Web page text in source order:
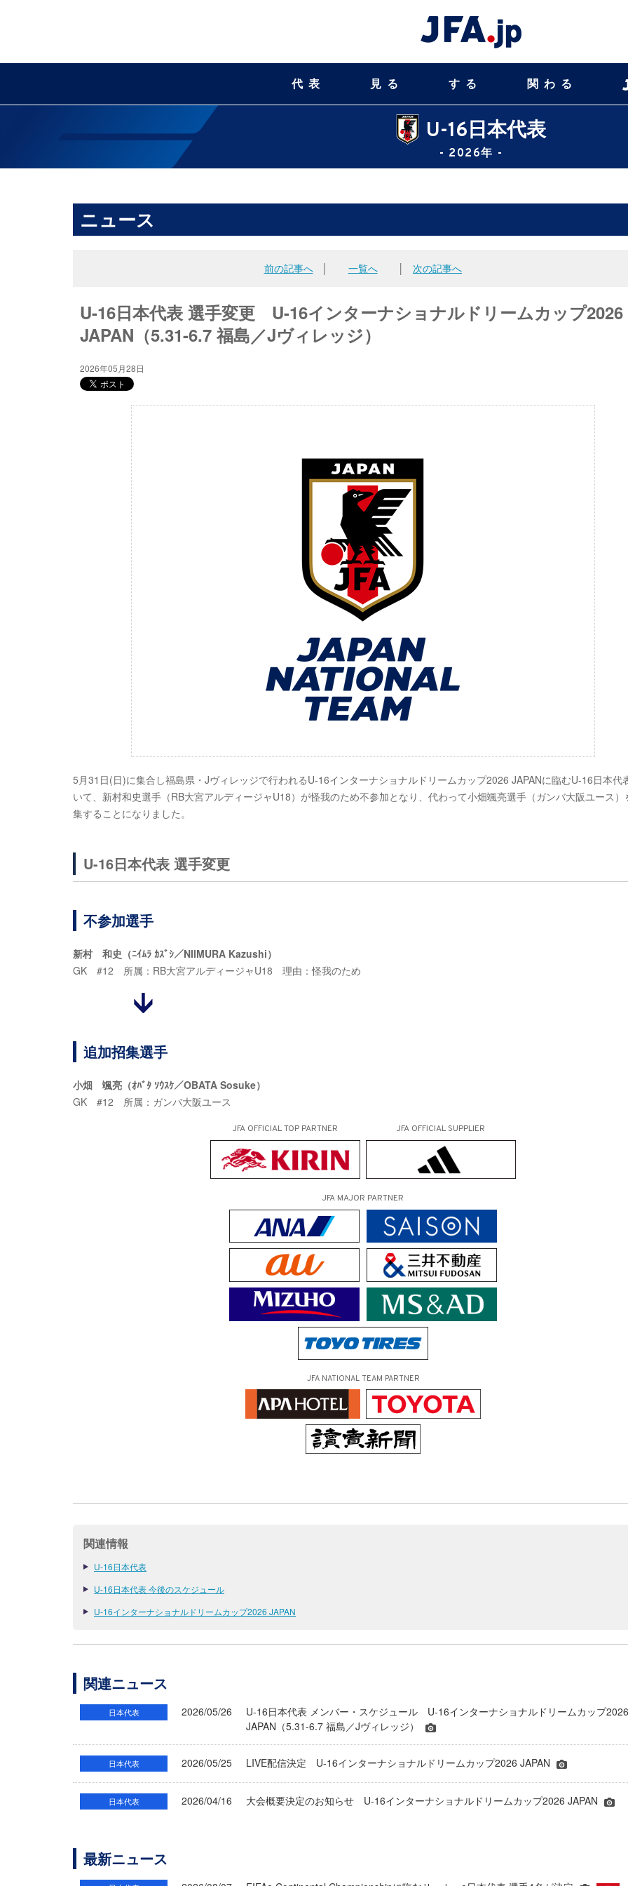
代表 見る する 関わる
U-16日本代表
- 2026年 -
ニュース
前の記事へ│ 一覧へ 次の記事へ
U-16日本代表 選手変更 U-16インターナショナルドリームカップ2026
JAPAN（5.31-6.7 福島／Jヴィレッジ）
2026年05月28日
5月31日(日)に集合し福島県・Jヴィレッジで行われるU-16インターナショナルドリームカップ2026 JAPANに臨むU-16日本代
いて、新村和史選手（RB大宮アルディージャU18）が怪我のため不参加となり、代わって小畑颯亮選手（ガンバ大阪ユース）
集することになりました。
U-16日本代表 選手変更
不参加選手
新村 和史（ﾆｲﾑﾗ ｶｽﾞｼ／NIIMURA Kazushi）
GK #12 所属：RB大宮アルディージャU18 理由：怪我のため
追加招集選手
小畑 颯亮（ｵﾊﾞﾀ ｿｳｽｹ／OBATA Sosuke）
GK #12 所属：ガンバ大阪ユース
JFA OFFICIALTOP PARTNER JFA OFFICIAL SUPPLIER
JFA MAJOR PARTNER
JFA NATIONAL TEAM PARTNER
関連情報
U-16日本代表
U-16日本代表 今後のスケジュール
U-16インターナショナルドリームカップ2026 JAPAN
関連ニュース
日本代表 2026/05/26
U-16日本代表 メンバー・スケジュール U-16インターナショナルドリームカップ2026
JAPAN（5.31-6.7 福島／Jヴィレッジ）
日本代表 2026/05/25 LIVE配信決定 U-16インターナショナルドリームカップ2026 JAPAN
日本代表 2026/04/16 大会概要決定のお知らせ U-16インターナショナルドリームカップ2026 JAPAN
最新ニュース